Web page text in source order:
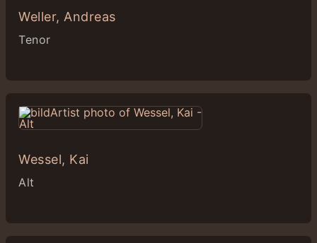
Weller, Andreas
Tenor
Wessel, Kai
Alt